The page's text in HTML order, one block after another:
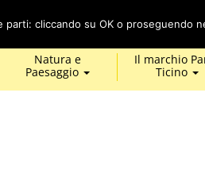
Natura e
Paesaggio
Il marchio
Ticino
cliccando su OK o proseguendo